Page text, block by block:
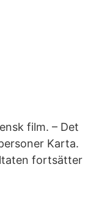
film. – Det
Karta.
fortsätter